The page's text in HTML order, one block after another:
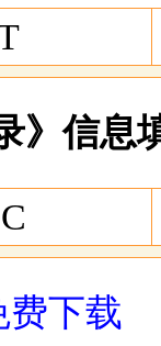
》信息
费下载